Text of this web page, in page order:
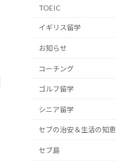
TOEIC
イギリス留学
お知らせ
コーチング
ゴルフ留学
シニア留学
セブの治安＆生活の知恵
セブ島